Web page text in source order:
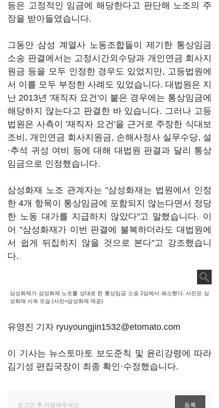
등은 고정적인 임금에 해당한다고 판단해 노조의 주
장을 받아들였습니다.
그동안 삼성 계열사 노동조합들이 제기한 통상임금
소송 판결에서는 고정시간외수당과 개인연금 회사지
원금 등을 모두 인정한 경우도 있었지만, 고등법원에
서 이를 모두 부정한 사례도 있었습니다. 대법원은 지
난 2013년 '재직자 요건'이 붙은 경우에는 통상임금에
해당하지 않는다고 판결한 바 있습니다. 그러나 고등
법원은 사측이 '재직자 요건'을 근거로 주장한 식대보
조비, 개인연금 회사지원금, 손해사정사 실무수당, 설
·추석 귀성 여비 등에 대해 대법원 판결과 달리 통상
임금으로 인정했습니다.
삼성화재 노조 관계자는 "삼성화재는 법원에서 인정
한 4개 항목이 통상임금에 포함되지 않는다면서 정당
한 노동 대가를 지급하지 않았다"고 말했습니다. 이
어 "삼성화재가 이번 판결에 불복하더라도 대법원에
서 쉽게 뒤집히지 않을 것으로 본다"고 강조했습니
다.
삼성화재가 삼성화재 노조를 상대로 한 통상임금 소송 2심에서 패소했다. 사진은 삼
성화재 사옥 모습.(사진=삼성화제 제공)
유영진 기자 ryuyoungjin1532@etomato.com
이 기사는 뉴스토마토 보도준칙 및 윤리강령에 따라
김기성 편집국장이 최종 확인·수정했습니다.